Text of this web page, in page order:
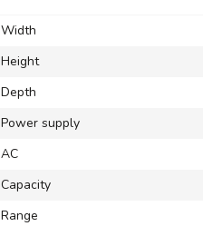
Width
Height
Depth
Power supply
AC
Capacity
Range